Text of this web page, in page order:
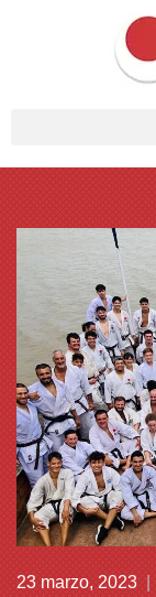
23 marzo, 2023 |